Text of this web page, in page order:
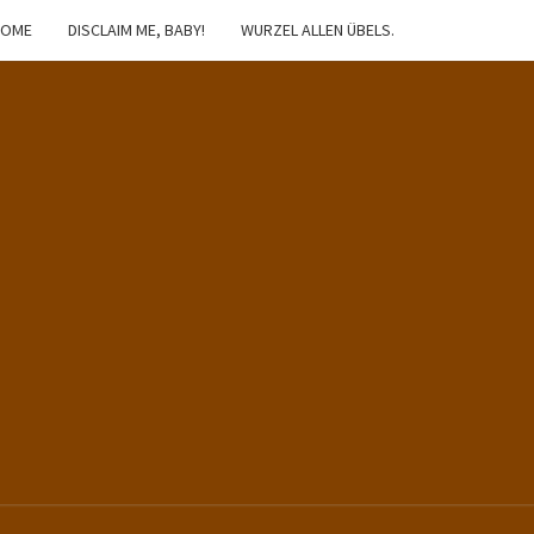
DISCLAIM ME, BABY! WURZEL ALLEN ÜBELS.